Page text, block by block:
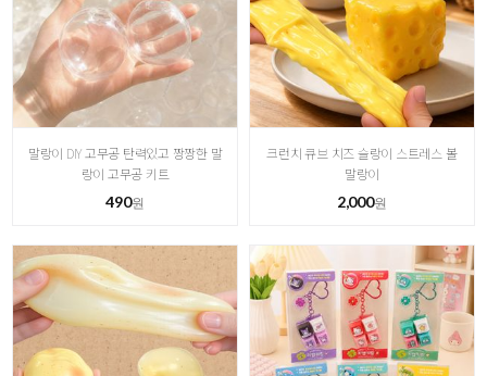
말랑이 DIY 고무공 탄력있고 짱짱한 말
랑이 고무공 키트
490원
크런치 큐브 치즈 슬랑이 스트레스 볼
말랑이
2,000원